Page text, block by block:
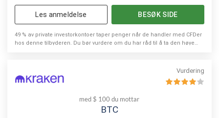
Les anmeldelse BESØK SIDE
49 % av private investorkontoer taper penger når de handler med CFDer
hos denne tilbyderen. Du bør vurdere om du har råd til å ta den høye
Vurdering
med $ 100 du mottar
BTC